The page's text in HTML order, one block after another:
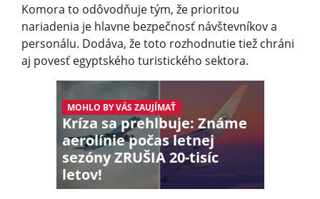
Komora to odôvodňuje tým, že prioritou
nariadenia je hlavne bezpečnosť návštevníkov a
personálu. Dodáva, že toto rozhodnutie tiež chráni
aj povesť egyptského turistického sektora.
MOHLO BY VÁS ZAUJÍMAŤ
Kríza sa prehlbuje: Známe
aerolínie počas letnej
sezóny ZRUŠIA 20-tisíc
letov!